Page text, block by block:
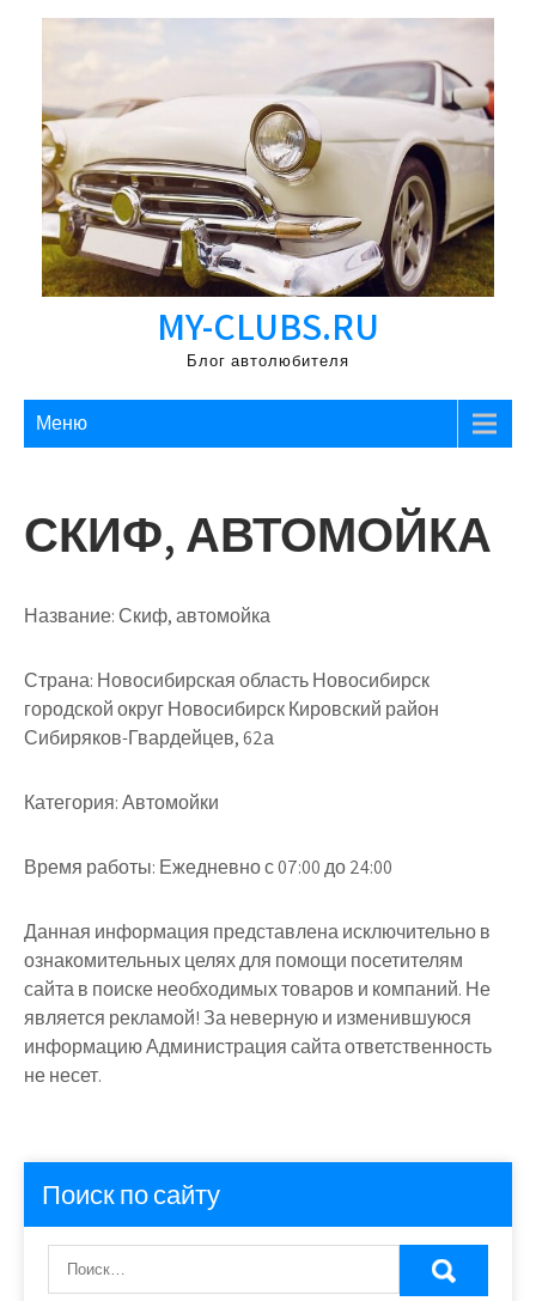
Перейти
MY-CLUBS.RU
Блог автолюбителя
Меню
СКИФ, АВТОМОЙКА
Название:Скиф, автомойка
Страна: Новосибирская область Новосибирск
городской округ Новосибирск Кировский район
Сибиряков-Гвардейцев, 62а
Категория:Автомойки
Время работы: Ежедневно с 07:00 до 24:00
Данная информация представлена исключительно в
ознакомительных целях для помощи посетителям
сайта в поиске необходимых товаров и компаний. Не
является рекламой! За неверную и изменившуюся
информацию Администрация сайта ответственность
не несет.
Поиск по сайту